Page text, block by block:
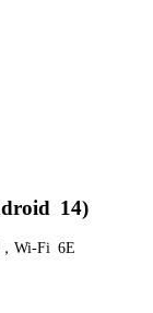
14)
Wi-Fi 6E